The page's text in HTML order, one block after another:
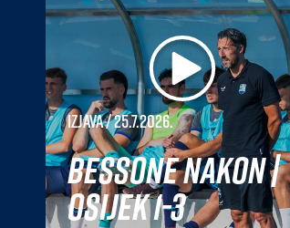
Izjava/ 25.7.2026.
Bessone nakon |
Osijek 1-3